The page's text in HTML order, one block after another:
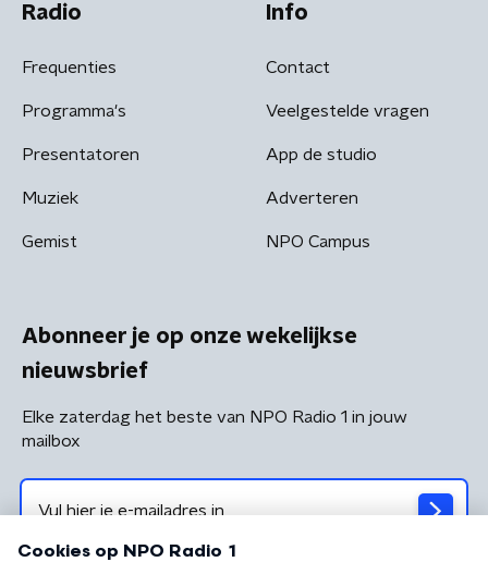
Radio
Frequenties
Programma's
Presentatoren
Muziek
Gemist
Info
Contact
Veelgestelde vragen
App de studio
Adverteren
NPO Campus
Abonneer je op onze wekelijkse
nieuwsbrief
Elke zaterdag het beste van NPO Radio 1 in jouw
mailbox